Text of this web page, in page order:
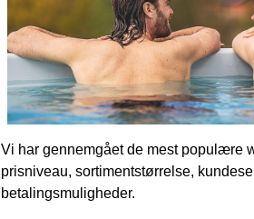
Vi har gennemgået de mest populære
prisniveau, sortimentstørrelse,
betalingsmuligheder.